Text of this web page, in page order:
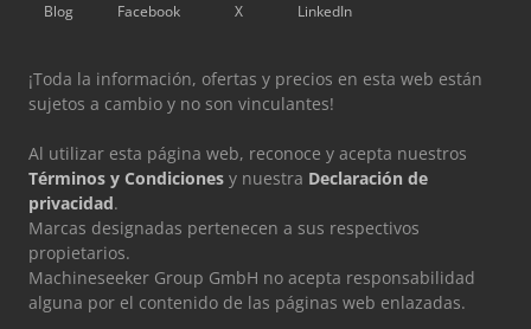
Blog Facebook X LinkedIn
¡Toda la información, ofertas y precios en esta web están
sujetos a cambio y no son vinculantes!
Al utilizar esta página web, reconoce y acepta nuestros
Términos y Condiciones y nuestra Declaración de
privacidad.
Marcas designadas pertenecen a sus respectivos
propietarios.
Machineseeker Group GmbH no acepta responsabilidad
alguna por el contenido de las páginas web enlazadas.